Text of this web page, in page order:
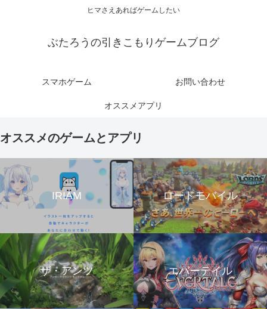
ヒマさえあればゲームしたい
ぶたろうの引きこもりゲームブログ
スマホゲーム お問い合わせ
オススメアプリ
オススメのゲームとアプリ
IRIAM ロードモバイル
ザ・アンツ エバーテイル